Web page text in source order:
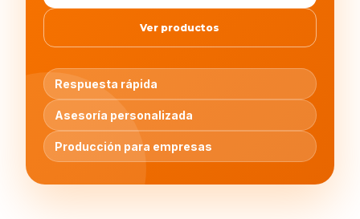
Ver productos
Respuesta rápida
Asesoría personalizada
Producción para empresas